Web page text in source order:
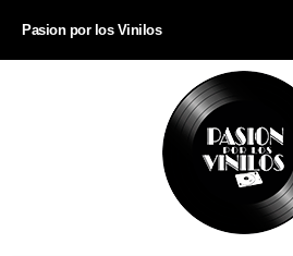
Pasion por los Vinilos